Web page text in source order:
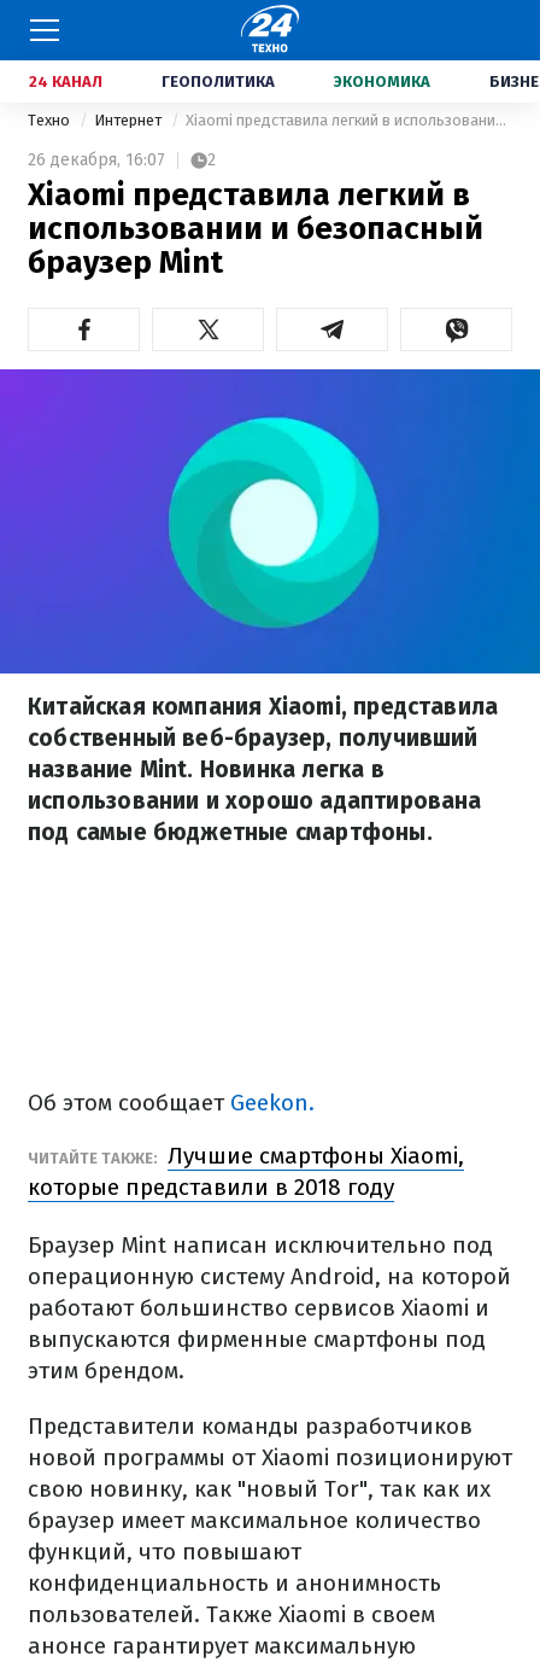
24 КАНАЛ ГЕОПОЛИТИКА ЭКОНОМИКА
Техно Интернет Xiaomi представила легкий в использовании и безопасный браузер Mint
26 декабря, 16:07 2
Xiaomi представила легкий в
использовании и безопасный
браузер Mint
Китайская компания Xiaomi, представила
собственный веб-браузер, получивший
название Mint. Новинка легка в
использовании и хорошо адаптирована
под самые бюджетные смартфоны.
Об этом сообщает Geekon.
ЧИТАЙТЕ ТАКЖЕ: Лучшие смартфоны Xiaomi,
которые представили в 2018 году
Браузер Mint написан исключительно под
операционную систему Android, на которой
работают большинство сервисов Xiaomi и
выпускаются фирменные смартфоны под
этим брендом.
Представители команды разработчиков
новой программы от Xiaomi позиционируют
свою новинку, как "новый Tor", так как их
браузер имеет максимальное количество
функций, что повышают
конфиденциальность и анонимность
пользователей. Также Xiaomi в своем
анонсе гарантирует максимальную